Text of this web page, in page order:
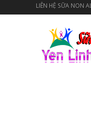
LIÊN HỆ SỮA NON
NEW IMAGE NEW
SỮA NON ALPHA